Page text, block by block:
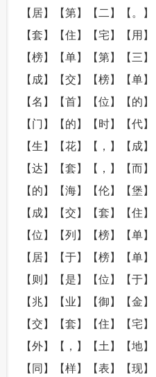
【居】【第】【二】【。
【套】【住】【宅】【用
【榜】【单】【第】【三
【成】【交】【榜】【单
【名】【首】【位】【的
【门】【的】【时】【代
【生】【花】【，】【成
【达】【套】【，】【而
【的】【海】【伦】【堡
【成】【交】【套】【住
【位】【列】【榜】【单
【居】【于】【榜】【单
【则】【是】【位】【于
【兆】【业】【御】【金
【交】【套】【住】【宅
【外】【，】【土】【地
【同】【样】【表】【现